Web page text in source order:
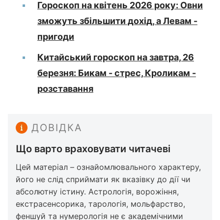
Гороскоп на квітень 2026 року: Овни
зможуть збільшити дохід, а Левам -
пригоди
Китайський гороскоп на завтра, 26
березня: Бикам - стрес, Кроликам -
розставання
ДОВІДКА
Що варто враховувати читачеві
Цей матеріал – ознайомлювального характеру,
його не слід сприймати як вказівку до дії чи
абсолютну істину. Астрологія, ворожіння,
екстрасенсорика, тарологія, мольфарство,
феншуй та нумерологія не є академічними